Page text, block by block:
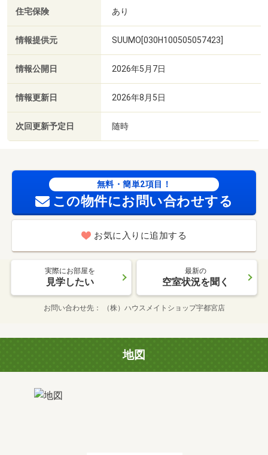
住宅保険 あり
情報提供元 SUUMO[030H100505057423]
情報公開日 2026年5月7日
情報更新日 2026年8月5日
次回更新予定日 随時
無料・簡単2項目！
この物件にお問い合わせする
お気に入りに追加する
実際にお部屋を
見学したい
最新の
空室状況を聞く
お問い合わせ先 （株）ハウスメイトショップ宇都宮店
地図